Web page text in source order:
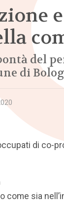
e
del
di
di co-
come sia